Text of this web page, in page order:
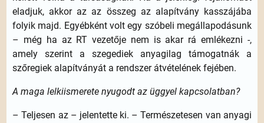
eladjuk, akkor az az összeg az alapítvány kasszájába
folyik majd. Egyébként volt egy szóbeli megállapodásunk
– még ha az RT vezetője nem is akar rá emlékezni -,
amely szerint a szegediek anyagilag támogatnák a
szőregiek alapítványát a rendszer átvételének fejében.
A maga lelkiismerete nyugodt az üggyel kapcsolatban?
– Teljesen az – jelentette ki. – Természetesen van anyagi